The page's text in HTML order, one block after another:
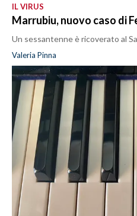
IL VIRUS
Marrubiu, nuovo caso di
Un sessantenne è ricoverato al
Valeria Pinna